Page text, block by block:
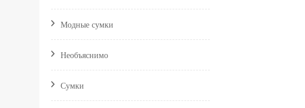
Модные сумки
Необъяснимо
Сумки